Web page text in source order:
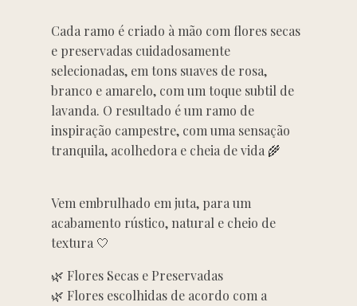
Cada ramo é criado à mão com flores secas
e preservadas cuidadosamente
selecionadas, em tons suaves de rosa,
branco e amarelo, com um toque subtil de
lavanda. O resultado é um ramo de
inspiração campestre, com uma sensação
tranquila, acolhedora e cheia de vida 🌾
Vem embrulhado em juta, para um
acabamento rústico, natural e cheio de
textura 🤍
🌿 Flores Secas e Preservadas
🌿 Flores escolhidas de acordo com a